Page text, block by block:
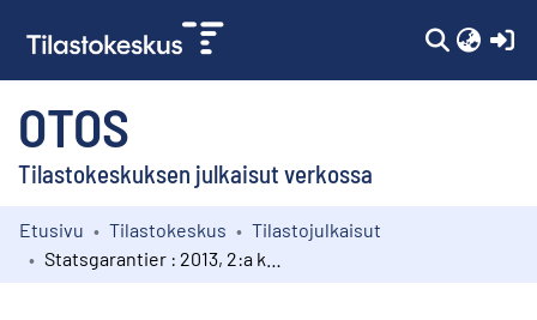
OTOS
Tilastokeskuksen julkaisut verkossa
Kokoelmat
Etusivu Tilastokeskus
Tilastojulkaisut